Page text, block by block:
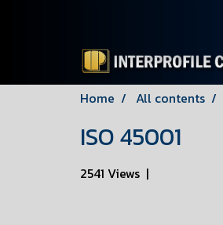
Home All contents
ISO 45001
2541 Views |